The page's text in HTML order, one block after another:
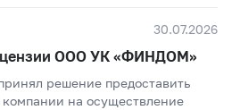
30.07.2026
ООО УК «ФИНДОМ»
решение предоставить
на осуществление